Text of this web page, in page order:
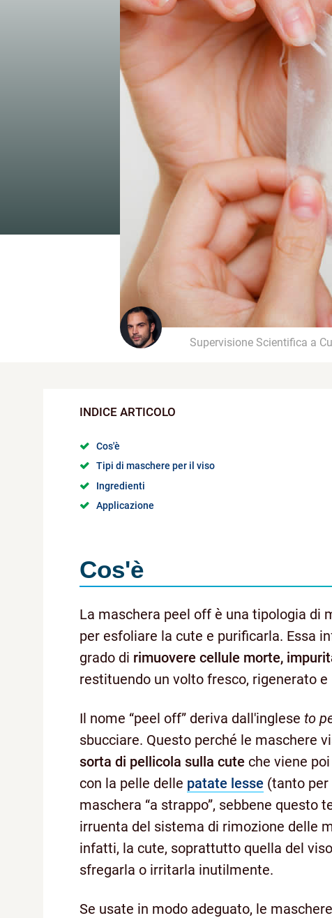
Supervisione Scientifica a
Cos'è
Tipi di maschere per il viso
Ingredienti
Applicazione
Cos'è
La maschera peel off è una tipologia di
per esfoliare la cute e purificarla. Essa
grado di rimuovere cellule morte,
restituendo un volto fresco, rigenerato
Il nome “peel off” deriva dall'inglese to
sbucciare. Questo perché le maschere
sorta di pellicola sulla cute che viene
con la pelle delle patate lesse (tanto per
maschera “a strappo”, sebbene questo
irruenta del sistema di rimozione delle
infatti, la cute, soprattutto quella del
sfregarla o irritarla inutilmente.
Se usate in modo adeguato, le